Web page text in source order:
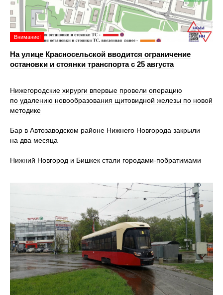
Внимание!
На улице Красносельской вводится ограничение
остановки и стоянки транспорта с 25 августа
Нижегородские хирурги впервые провели операцию
по удалению новообразования щитовидной железы по новой
методике
Бар в Автозаводском районе Нижнего Новгорода закрыли
на два месяца
Нижний Новгород и Бишкек стали городами-побратимами